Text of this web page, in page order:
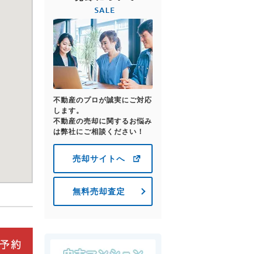
不動産のプロが誠実にご対応
します。
不動産の売却に関するお悩み
は弊社にご相談ください！
売却サイトへ
無料売却査定